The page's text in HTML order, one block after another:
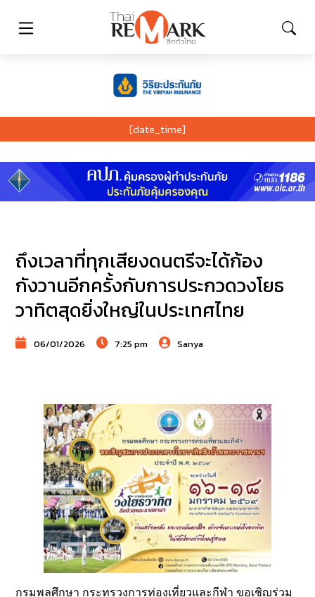
[date_time]
ถึงเวลาที่ทุกเสียงดนตรีจะได้ก้อง
กังวานอีกครั้งกับการประกวดวงโยธ
วาทิตสุดยิ่งใหญ่ในประเทศไทย
06/01/2026 7:25 pm Sanya
กรมพลศึกษา กระทรวงการท่องเที่ยวและกีฬา ขอเชิญร่วม